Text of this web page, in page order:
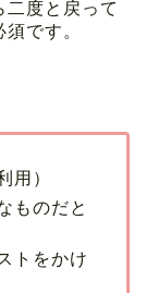
二度と戻って
です。
用）
ものだと
トをかけ